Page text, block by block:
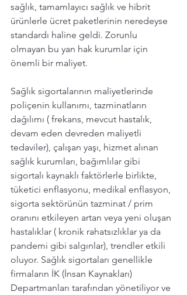
sağlık, tamamlayıcı sağlık ve hibrit
ürünlerle ücret paketlerinin neredeyse
standardı haline geldi. Zorunlu
olmayan bu yan hak kurumlar için
önemli bir maliyet.
Sağlık sigortalarının maliyetlerinde
poliçenin kullanımı, tazminatların
dağılımı ( frekans, mevcut hastalık,
devam eden devreden maliyetli
tedaviler), çalışan yaşı, hizmet alınan
sağlık kurumları, bağımlılar gibi
sigortalı kaynaklı faktörlerle birlikte,
tüketici enflasyonu, medikal enflasyon,
sigorta sektörünün tazminat / prim
oranını etkileyen artan veya yeni oluşan
hastalıklar ( kronik rahatsızlıklar ya da
pandemi gibi salgınlar), trendler etkili
oluyor. Sağlık sigortaları genellikle
firmaların İK (İnsan Kaynakları)
Departmanları tarafından yönetiliyor ve